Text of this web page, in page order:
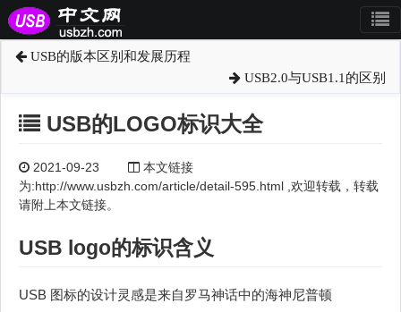
USB的版本区别和发展历程
USB2.0与USB1.1的区别
USB的LOGO标识大全
2021-09-23
本文链接
为:http://www.usbzh.com/article/detail-595.html ,欢迎转载，转载
请附上本文链接。
USB logo的标识含义
USB 图标的设计灵感是来自罗马神话中的海神尼普顿